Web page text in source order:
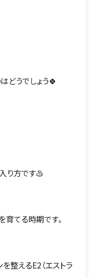
どうでしょう🍀
り方です♨️
てる時期です。
整えるE2（エストラ